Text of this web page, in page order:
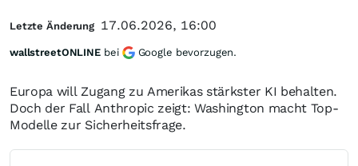
Europa will Zugang zu Amerikas stärkster KI behalten.
Doch der Fall Anthropic zeigt: Washington macht Top-
Modelle zur Sicherheitsfrage.
Letzte Änderung 17.06.2026, 16:00
wallstreetONLINE bei Google bevorzugen.